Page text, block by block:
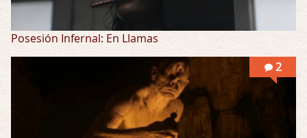
Posesión Infernal: En Llamas
2